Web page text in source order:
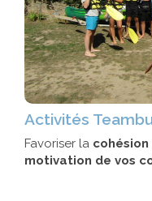
Activités
Favoriser la cohésion
motivation de vos